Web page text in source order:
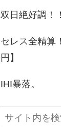
双日絶好調！！
セレス全精算
円】
IHI暴落。